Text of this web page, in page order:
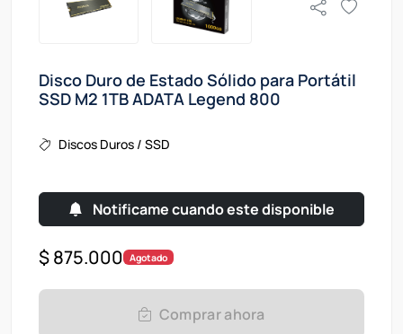
Disco Duro de Estado Sólido para Portátil
SSD M2 1TB ADATA Legend 800
Discos Duros / SSD
Notificame cuando este disponible
$ 875.000 Agotado
Comprar ahora